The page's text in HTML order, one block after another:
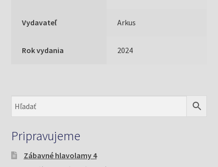
Vydavateľ Arkus
Rok vydania 2024
Pripravujeme
Zábavné hlavolamy 4